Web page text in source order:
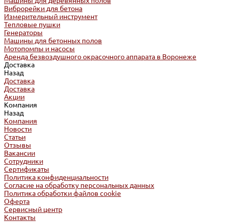
Виброрейки для бетона
Измерительный инструмент
Тепловые пушки
Генераторы
Машины для бетонных полов
Мотопомпы и насосы
Аренда безвоздушного окрасочного аппарата в Воронеже
Доставка
Назад
Доставка
Доставка
Акции
Компания
Назад
Компания
Новости
Статьи
Отзывы
Вакансии
Сотрудники
Сертификаты
Политика конфиденциальности
Согласие на обработку персональных данных
Политика обработки файлов cookie
Оферта
Сервисный центр
Контакты